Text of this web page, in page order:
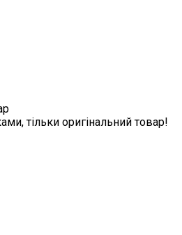
тільки оригінальний товар!